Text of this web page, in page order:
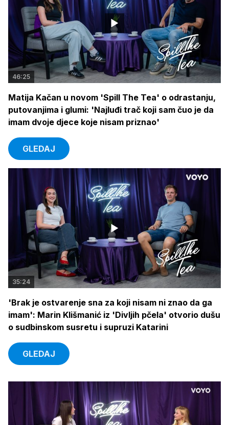
46:25
Matija Kačan u novom 'Spill The Tea' o odrastanju,
putovanjima i glumi: 'Najluđi trač koji sam čuo je da
imam dvoje djece koje nisam priznao'
GLEDAJ
35:24
'Brak je ostvarenje sna za koji nisam ni znao da ga
imam': Marin Klišmanić iz 'Divljih pčela' otvorio dušu
o sudbinskom susretu i supruzi Katarini
GLEDAJ